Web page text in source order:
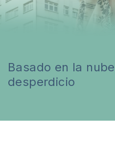
Basado en la
desperdicio